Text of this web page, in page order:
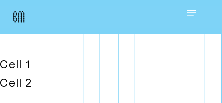
Skip
content
Menu
Cell 1
Cell 2